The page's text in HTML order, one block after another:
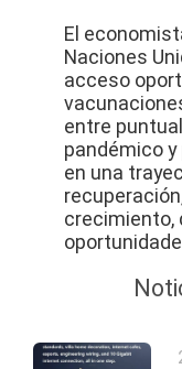
El
Naciones
acceso
entre
pandémico y
en una
crecimiento,